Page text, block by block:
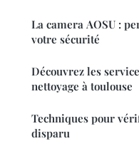
La camera AOSU :
votre sécurité
Découvrez les
nettoyage à toulouse
Techniques pour
disparu